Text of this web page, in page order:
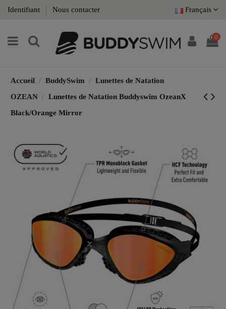
Identifiant Nous contacter Français
0
Accueil BuddySwim
Lunettes de Natation
OZEAN
Lunettes de Natation Buddyswim OzeanX
Black/Orange Mirror